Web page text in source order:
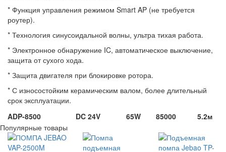
* Функция управления режимом Smart AP (не требуется
роутер).
* Технология синусоидальной волны, ультра тихая работа.
* Электронное обнаружение IC, автоматическое выключение,
защита от сухого хода.
* Защита двигателя при блокировке ротора.
* С износостойким керамическим валом, более длительный
срок эксплуатации.
ADP-8500
DC 24V 65W 85000
5.2м
Популярные товары